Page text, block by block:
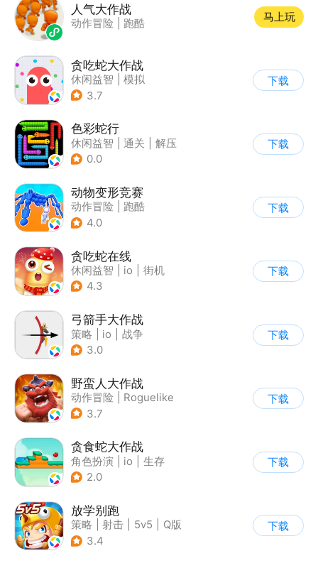
人气大作战
动作冒险 跑酷
马上玩
贪吃蛇大作战
休闲益智
模拟
| 贪吃蛇
3.7
下载
色彩蛇行
休闲益智 通关
解压
| 摸鱼
0.0
下载
动物变形竞赛
动作冒险
跑酷
| 匹配对战
4.0
下载
贪吃蛇在线
休闲益智 io
街机
| 贪吃蛇
4.3
下载
弓箭手大作战
策略 io
战争
| 非对称竞技
3.0
下载
野蛮人大作战
动作冒险
Roguelike
| 奇幻
3.7
下载
贪食蛇大作战
角色扮演 io
生存
| 萌系
2.0
下载
放学别跑
策略 射击 5v5
Q版
3.4
下载